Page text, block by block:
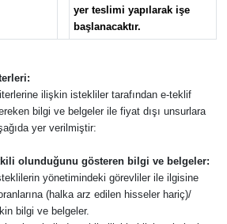
yer teslimi yapılarak işe
başlanacaktır.
ilişkin istekliler tarafından e-teklif
bilgi ve belgeler ile fiyat dışı unsurlara
yer verilmiştir:
olunduğunu gösteren bilgi ve belgeler:
yönetimindeki görevliler ile ilgisine
(halka arz edilen hisseler hariç)/
bilgi ve belgeler.